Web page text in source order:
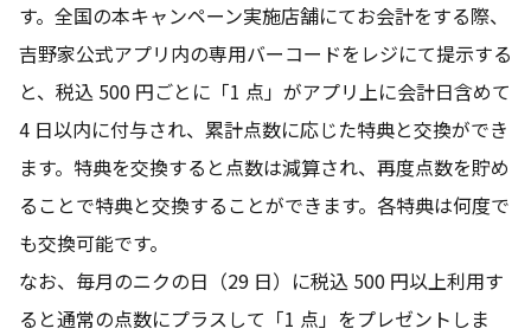
す。全国の本キャンペーン実施店舗にてお会計をする際、
吉野家公式アプリ内の専用バーコードをレジにて提示する
と、税込 500 円ごとに「1 点」がアプリ上に会計日含めて
4 日以内に付与され、累計点数に応じた特典と交換ができ
ます。特典を交換すると点数は減算され、再度点数を貯め
ることで特典と交換することができます。各特典は何度で
も交換可能です。
なお、毎月のニクの日（29 日）に税込 500 円以上利用す
ると通常の点数にプラスして「1 点」をプレゼントしま